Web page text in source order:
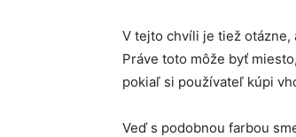
V tejto chvíli je tiež
Práve toto môže byť
pokiaľ si používateľ kúpi
Veď s podobnou farbou